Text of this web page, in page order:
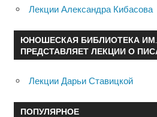
Лекции Александра Кибасова
ЮНОШЕСКАЯ БИБЛИОТЕКА ИМ.
ПРЕДСТАВЛЯЕТ ЛЕКЦИИ О
Лекции Дарьи Ставицкой
ПОПУЛЯРНОЕ